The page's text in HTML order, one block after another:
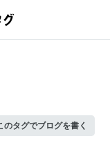
のタグでブログを書く